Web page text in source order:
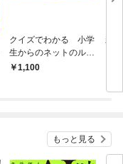
クイズでわかる 小学
生からのネットのルー
ル1,100
親
もっと見る